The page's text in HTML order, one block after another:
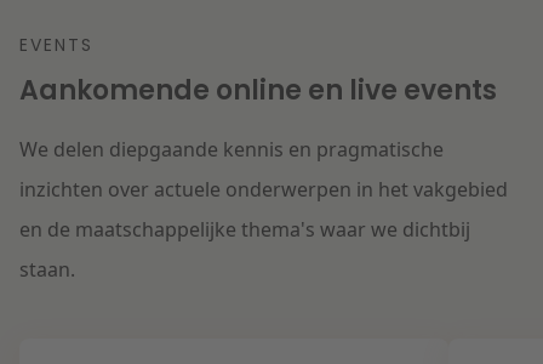
EVENTS
Aankomende online en live events
We delen diepgaande kennis en pragmatische
inzichten over actuele onderwerpen in het vakgebied
en de maatschappelijke thema's waar we dichtbij
staan.